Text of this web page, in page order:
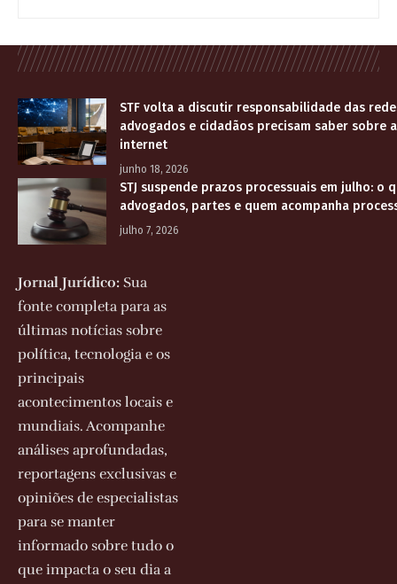
STF volta a discutir responsabilidade das
advogados e cidadãos precisam saber sobre
internet
junho 18, 2026
STJ suspende prazos processuais em julho: o
advogados, partes e quem acompanha
julho 7, 2026
Jornal Jurídico: Sua
fonte completa para as
últimas notícias sobre
política, tecnologia e os
principais
acontecimentos locais e
mundiais. Acompanhe
análises aprofundadas,
reportagens exclusivas e
opiniões de especialistas
para se manter
informado sobre tudo o
que impacta o seu dia a